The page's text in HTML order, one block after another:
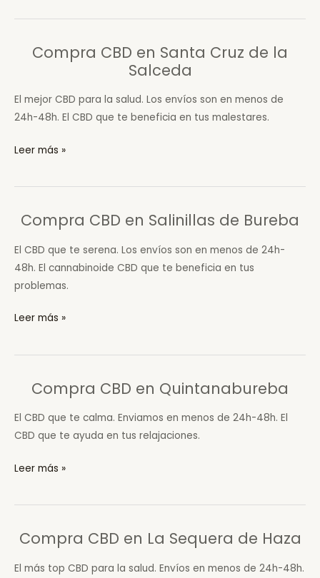
en
Compra CBD en Santa Cruz de la
Salceda
El mejor CBD para la salud. Los envíos son en menos de
24h-48h. El CBD que te beneficia en tus malestares.
Compra
en
Cruz
la
Salceda
Leer más »
Compra CBD en Salinillas de Bureba
El CBD que te serena. Los envíos son en menos de 24h-
48h. El cannabinoide CBD que te beneficia en tus
problemas.
Compra
en
Leer más »
Compra CBD en Quintanabureba
El CBD que te calma. Enviamos en menos de 24h-48h. El
CBD que te ayuda en tus relajaciones.
Compra
en
Leer más »
Compra CBD en La Sequera de Haza
El más top CBD para la salud. Envíos en menos de 24h-48h.